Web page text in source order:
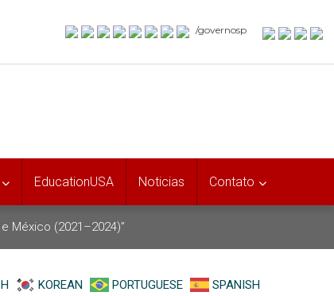
/governosp
EducationUSA Noticias Contato
México (2021–2024)”
KOREAN PORTUGUESE SPANISH